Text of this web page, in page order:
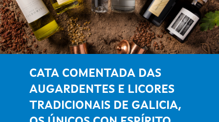
CATA COMENTADA DAS
AUGARDENTES E LICORES
TRADICIONAIS DE GALICIA,